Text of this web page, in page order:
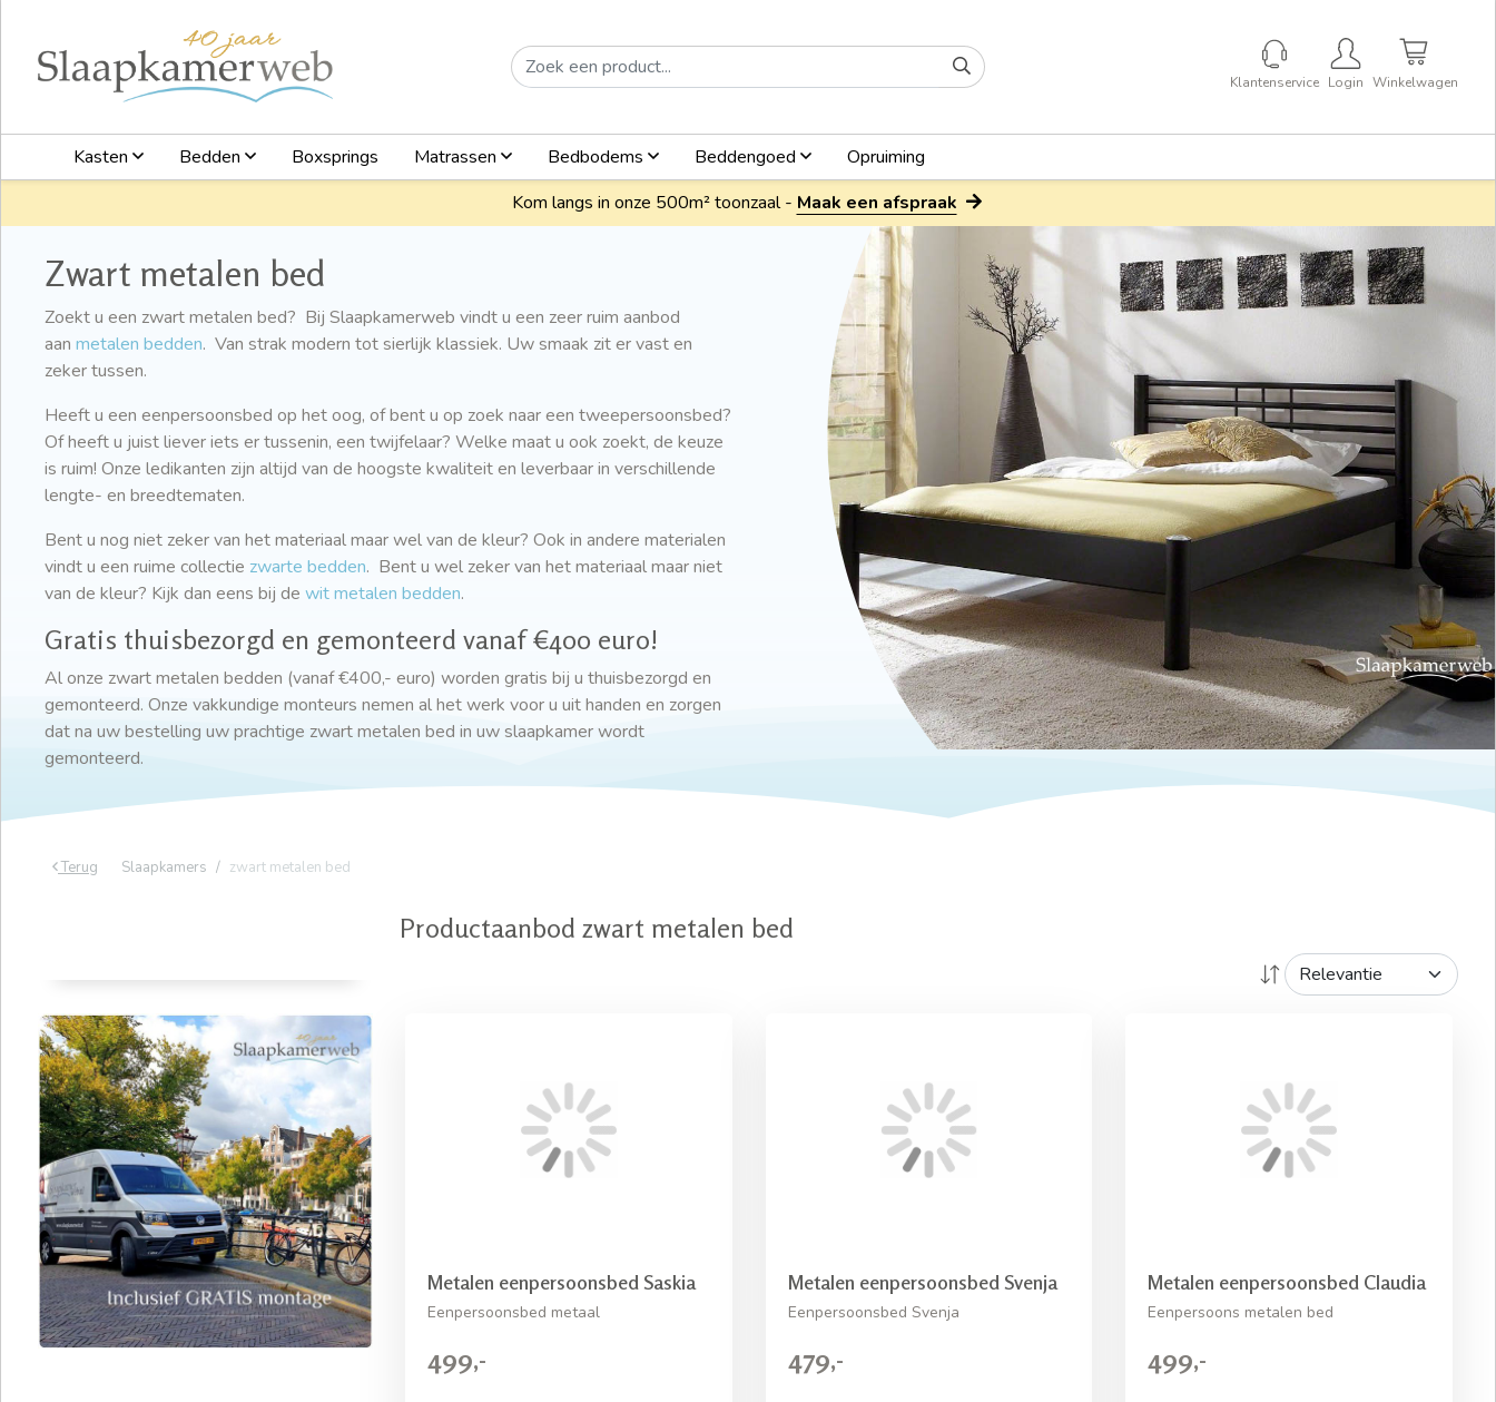
Klantenservice Login Winkelwagen
Kasten Bedden Boxsprings Matrassen Bedbodems Beddengoed
Opruiming
Kom langs in onze 500m² toonzaal - Maak een afspraak
Zwart metalen bed
Zoekt u een zwart metalen bed? Bij Slaapkamerweb vindt u een zeer ruim aanbod
aan metalen bedden. Van strak modern tot sierlijk klassiek. Uw smaak zit er vast en
zeker tussen.
Heeft u een eenpersoonsbed op het oog, of bent u op zoek naar een tweepersoonsbed?
Of heeft u juist liever iets er tussenin, een twijfelaar? Welke maat u ook zoekt, de keuze
is ruim! Onze ledikanten zijn altijd van de hoogste kwaliteit en leverbaar in verschillende
lengte- en breedtematen.
Bent u nog niet zeker van het materiaal maar wel van de kleur? Ook in andere materialen
vindt u een ruime collectie zwarte bedden. Bent u wel zeker van het materiaal maar niet
van de kleur? Kijk dan eens bij de wit metalen bedden.
Gratis thuisbezorgd en gemonteerd vanaf €400 euro!
Al onze zwart metalen bedden (vanaf €400,- euro) worden gratis bij u thuisbezorgd en
gemonteerd. Onze vakkundige monteurs nemen al het werk voor u uit handen en zorgen
dat na uw bestelling uw prachtige zwart metalen bed in uw slaapkamer wordt
gemonteerd.
Terug Slaapkamers zwart metalen bed
Productaanbod zwart metalen bed
Metalen eenpersoonsbed Saskia
Eenpersoonsbed metaal
499,-
Metalen eenpersoonsbed Svenja
Eenpersoonsbed Svenja
479,-
Metalen eenpersoonsbed Claudia
Eenpersoons metalen bed
499,-